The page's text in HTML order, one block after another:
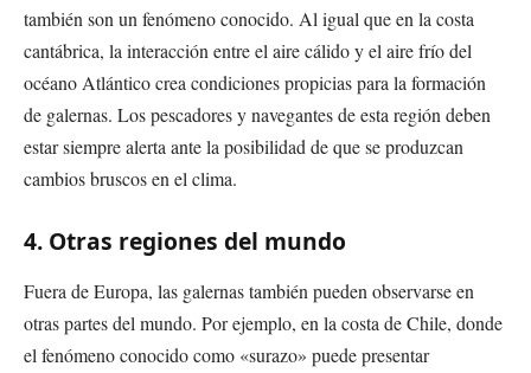
también son un fenómeno conocido. Al igual que en la costa
cantábrica, la interacción entre el aire cálido y el aire frío del
océano Atlántico crea condiciones propicias para la formación
de galernas. Los pescadores y navegantes de esta región deben
estar siempre alerta ante la posibilidad de que se produzcan
cambios bruscos en el clima.
4. Otras regiones del mundo
Fuera de Europa, las galernas también pueden observarse en
otras partes del mundo. Por ejemplo, en la costa de Chile, donde
el fenómeno conocido como «surazo» puede presentar